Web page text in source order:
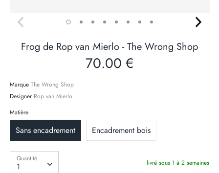
Frog de Rop van Mierlo - The Wrong Shop
70.00 €
Marque The Wrong Shop
Designer Rop van Mierlo
Matière
Sans encadrement Encadrement bois
Quantité
1
Quantité livré sous 1 à 2 semaines